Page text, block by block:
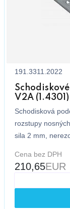
191.3311.2022
V2A
Schodisková
rozstupy
sila 2 mm,
Cena bez DPH
210,65EUR